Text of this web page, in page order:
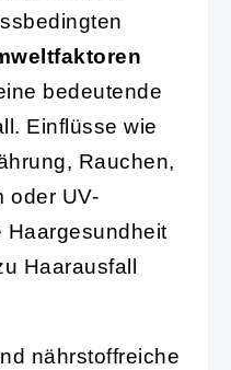
bedeutende
Einflüsse wie
Rauchen,
oder UV-
Haargesundheit
Haarausfall
nährstoffreiche